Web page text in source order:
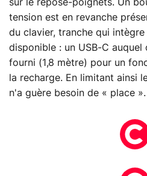
sur le repose-poignets. Un
tension est en revanche
du clavier, tranche qui
disponible : un USB-C auquel
fourni (1,8 mètre) pour un
la recharge. En limitant ainsi
n'a guère besoin de « place ».